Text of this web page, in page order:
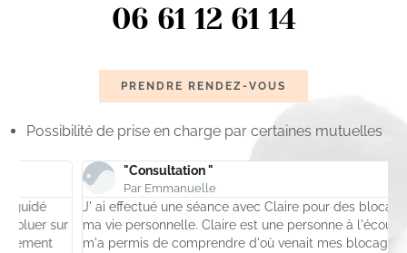
06 61 12 61 14
PRENDRE RENDEZ-VOUS
Possibilité de prise en charge par certaines mutuelles
"Consultation "
Par Emmanuelle
J' ai effectué une séance avec Claire pour des blocages dans
ma vie personnelle. Claire est une personne à l'écoute , elle
m'a permis de comprendre d'où venait mes blocages. En une